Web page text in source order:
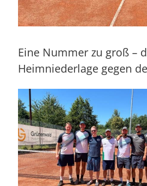
Eine Nummer zu groß –
Heimniederlage gegen